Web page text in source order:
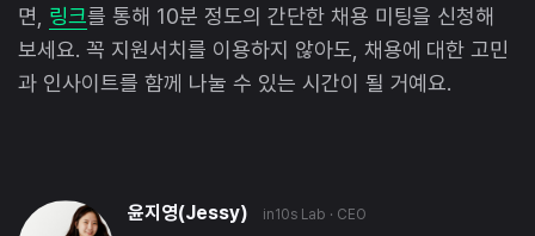
면, 링크를 통해 10분 정도의 간단한 채용 미팅을 신청해
보세요. 꼭 지원서치를 이용하지 않아도, 채용에 대한 고민
과 인사이트를 함께 나눌 수 있는 시간이 될 거예요.
윤지영(Jessy) in10s Lab · CEO